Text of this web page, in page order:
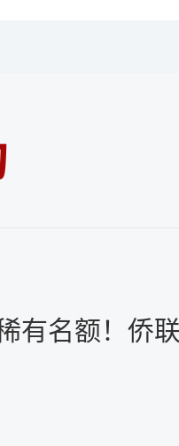
有名额！侨